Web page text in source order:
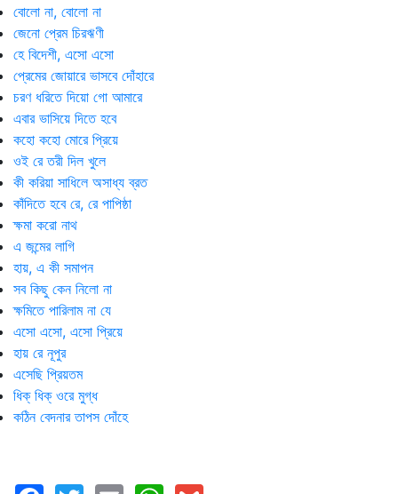
বোলো না, বোলো না
জেনো প্রেম চিরঋণী
হে বিদেশী, এসো এসো
প্রেমের জোয়ারে ভাসবে দোঁহারে
চরণ ধরিতে দিয়ো গো আমারে
এবার ভাসিয়ে দিতে হবে
কহো কহো মোরে প্রিয়ে
ওই রে তরী দিল খুলে
কী করিয়া সাধিলে অসাধ্য ব্রত
কাঁদিতে হবে রে, রে পাপিষ্ঠা
ক্ষমা করো নাথ
এ জন্মের লাগি
হায়, এ কী সমাপন
সব কিছু কেন নিলো না
ক্ষমিতে পারিলাম না যে
এসো এসো, এসো প্রিয়ে
হায় রে নূপুর
এসেছি প্রিয়তম
ধিক্‌ ধিক্‌ ওরে মুগ্ধ
কঠিন বেদনার তাপস দোঁহে